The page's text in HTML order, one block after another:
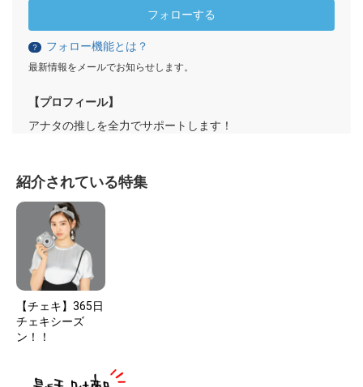
フォローする
？ フォロー機能とは？
最新情報をメールでお知らせします。
【プロフィール】
アナタの推しを全力でサポートします！
紹介されている特集
【チェキ】365日
チェキシーズ
ン！！